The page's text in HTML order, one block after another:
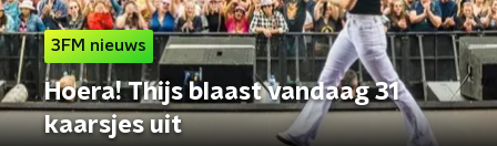
3FM nieuws
Hoera! Thijs blaast vandaag 31
kaarsjes uit